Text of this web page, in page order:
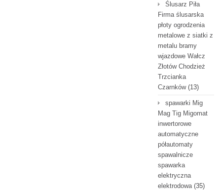
Ślusarz Piła
Firma ślusarska
płoty ogrodzenia
metalowe z siatki z
metalu bramy
wjazdowe Wałcz
Złotów Chodzież
Trzcianka
Czarnków(13)
spawarki Mig
Mag Tig Migomat
inwertorowe
automatyczne
półautomaty
spawalnicze
spawarka
elektryczna
elektrodowa(35)